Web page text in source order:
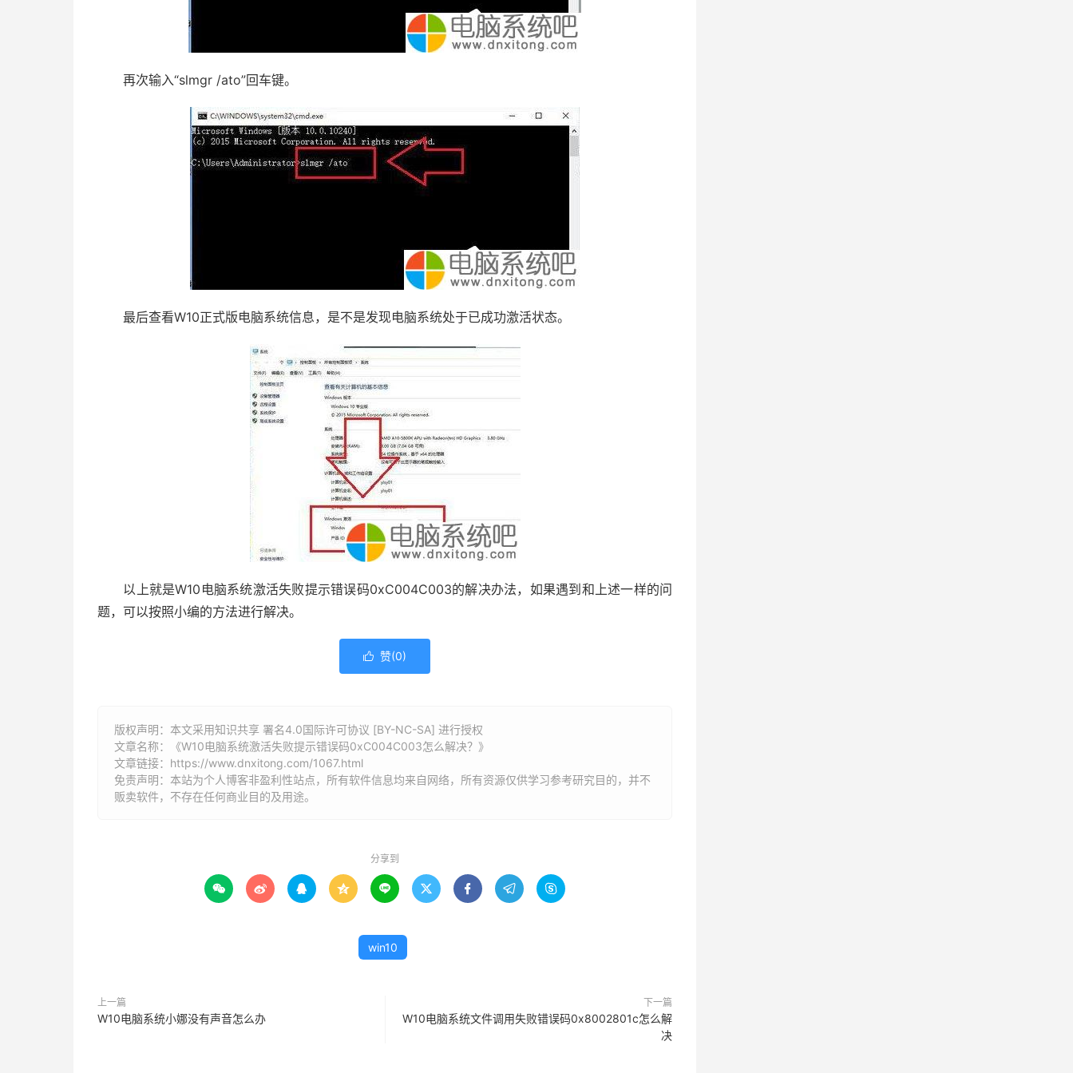
再次输入“slmgr /ato”回车键。
最后查看W10正式版电脑系统信息，是不是发现电脑系统处于已成功激活状态。
以上就是W10电脑系统激活失败提示错误码0xC004C003的解决办法，如果遇到和上述一样的问
题，可以按照小编的方法进行解决。
 赞(0)
版权声明：本文采用知识共享 署名4.0国际许可协议 [BY-NC-SA] 进行授权
文章名称：《W10电脑系统激活失败提示错误码0xC004C003怎么解决？》
文章链接： https://www.dnxitong.com/1067.html
免责声明：本站为个人博客非盈利性站点，所有软件信息均来自网络，所有资源仅供学习参考研究目的，并不
贩卖软件，不存在任何商业目的及用途。
分享到
        
win10
上一篇
W10电脑系统小娜没有声音怎么办
下一篇
W10电脑系统文件调用失败错误码0x8002801c怎么解
决